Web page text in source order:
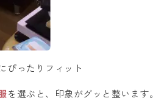
ぴったりフィット
を選ぶと、印象がグッと整います。